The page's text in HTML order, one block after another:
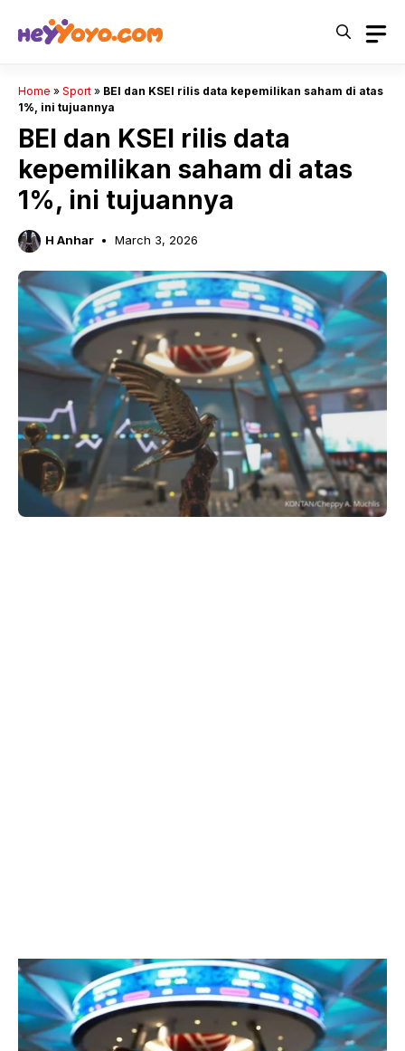
Home » Sport » BEI dan KSEI rilis data kepemilikan saham di atas
1%, ini tujuannya
BEI dan KSEI rilis data
kepemilikan saham di atas
1%, ini tujuannya
H Anhar March 3, 2026